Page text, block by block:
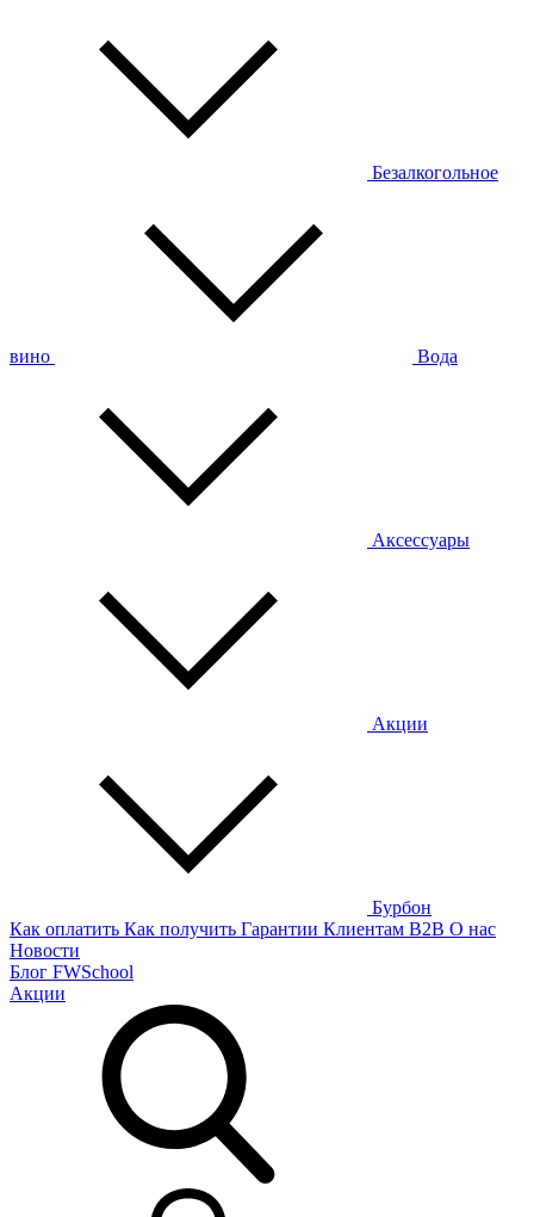
Безалкогольное
вино Вода
Аксессуары
Акции
Бурбон
Как оплатить Как получить Гарантии Клиентам B2B О нас
Новости
Блог FWSchool
Акции